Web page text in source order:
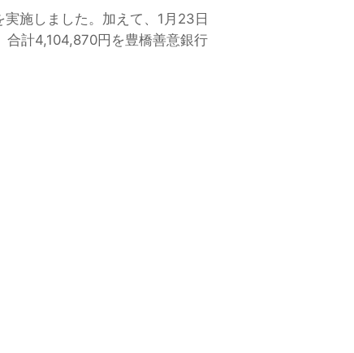
施しました。加えて、1月23日
計4,104,870円を豊橋善意銀行